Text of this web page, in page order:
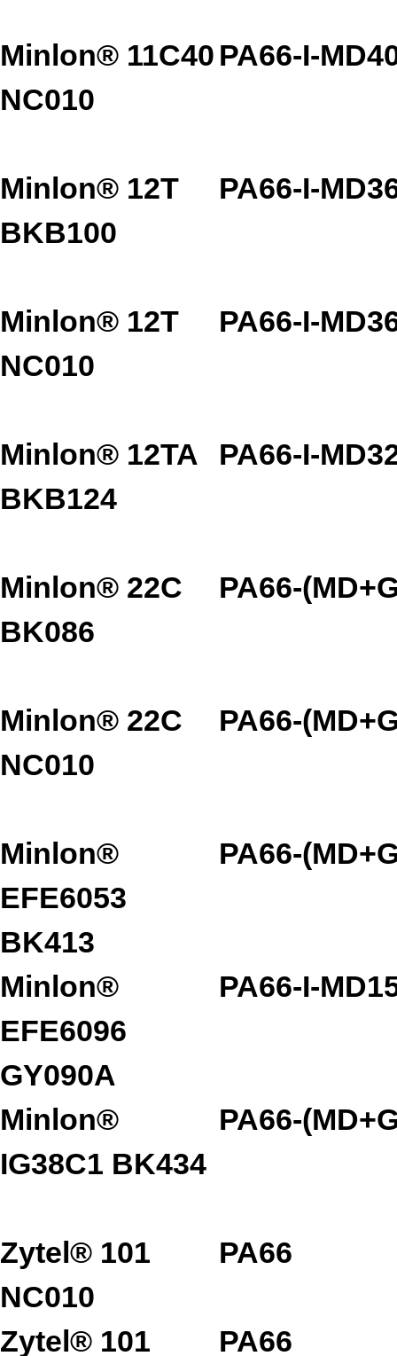
Minlon® 11C40
NC010
PA66-I-
Minlon® 12T
BKB100
PA66-I-
Minlon® 12T
NC010
PA66-I-
Minlon® 12TA
BKB124
PA66-I-
Minlon® 22C
BK086
PA66-
Minlon® 22C
NC010
PA66-
Minlon®
EFE6053
BK413
PA66-
Minlon®
EFE6096
GY090A
PA66-I-
Minlon®
IG38C1 BK434
PA66-
Zytel® 101
NC010
PA66
Zytel® 101 PA66